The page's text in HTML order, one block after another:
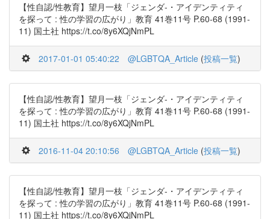
【性自認/性教育】望月一枝「ジェンダ-・アイデンティティ
を探って : 性の学習の広がり」教育 41巻11号 P.60-68 (1991-
11) 国土社 https://t.co/8y6XQjNmPL
2017-01-01 05:40:22 @LGBTQA_Article (投稿一覧)
【性自認/性教育】望月一枝「ジェンダ-・アイデンティティ
を探って : 性の学習の広がり」教育 41巻11号 P.60-68 (1991-
11) 国土社 https://t.co/8y6XQjNmPL
2016-11-04 20:10:56 @LGBTQA_Article (投稿一覧)
【性自認/性教育】望月一枝「ジェンダ-・アイデンティティ
を探って : 性の学習の広がり」教育 41巻11号 P.60-68 (1991-
11) 国土社 https://t.co/8y6XQjNmPL